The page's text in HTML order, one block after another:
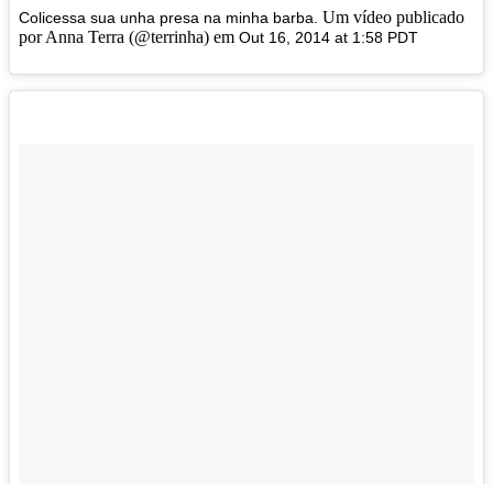
Colicessa sua unha presa na minha barba. Um vídeo publicado
por Anna Terra (@terrinha) em Out 16, 2014 at 1:58 PDT